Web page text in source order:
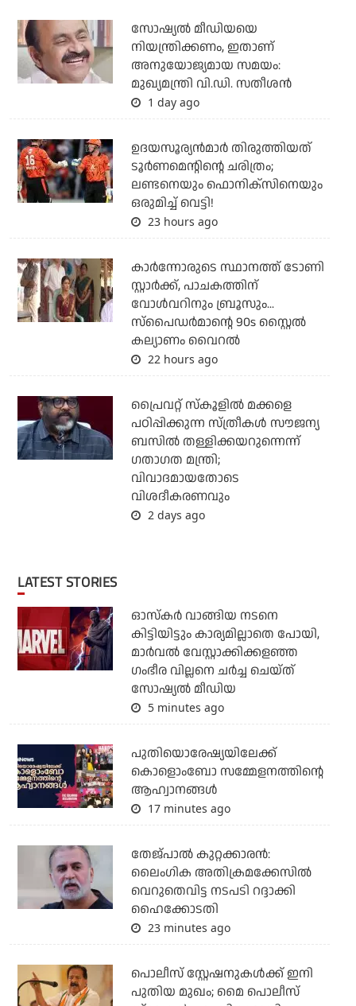
സോഷ്യല്‍ മീഡിയയെ
നിയന്ത്രിക്കണം, ഇതാണ്
അനുയോജ്യമായ സമയം:
മുഖ്യമന്ത്രി വി.ഡി. സതീശന്‍
1 day ago
ഉദയസൂര്യന്‍മാര്‍ തിരുത്തിയത്
ടൂര്‍ണമെന്റിന്റെ ചരിത്രം;
ലണ്ടനെയും ഫൊനിക്‌സിനെയും
ഒരുമിച്ച് വെട്ടി!
23 hours ago
കാര്‍ന്നോരുടെ സ്ഥാനത്ത് ടോണി
സ്റ്റാര്‍ക്ക്, പാചകത്തിന്
വോള്‍വറിനും ബ്രൂസും...
സ്‌പൈഡര്‍മാന്റെ 90s സ്റ്റൈല്‍
കല്യാണം വൈറല്‍
22 hours ago
പ്രൈവറ്റ് സ്‌കൂളില്‍ മക്കളെ
പഠിപ്പിക്കുന്ന സ്ത്രീകള്‍ സൗജന്യ
ബസില്‍ തള്ളിക്കയറുന്നെന്ന്
ഗതാഗത മന്ത്രി;
വിവാദമായതോടെ
വിശദീകരണവും
2 days ago
LATEST STORIES
ഓസ്‌കര്‍ വാങ്ങിയ നടനെ
കിട്ടിയിട്ടും കാര്യമില്ലാതെ പോയി,
മാര്‍വല്‍ വേസ്റ്റാക്കിക്കളഞ്ഞ
ഗംഭീര വില്ലനെ ചര്‍ച്ച ചെയ്ത്
സോഷ്യല്‍ മീഡിയ
5 minutes ago
പുതിയൊരേഷ്യയിലേക്ക്
കൊളൊംബോ സമ്മേളനത്തിന്റെ
ആഹ്വാനങ്ങള്‍
17 minutes ago
തേജ്പാല്‍ കുറ്റക്കാരന്‍:
ലൈംഗിക അതിക്രമക്കേസില്‍
വെറുതെവിട്ട നടപടി റദ്ദാക്കി
ഹൈക്കോടതി
23 minutes ago
പൊലീസ് സ്റ്റേഷനുകള്‍ക്ക് ഇനി
പുതിയ മുഖം; മൈ പൊലീസ്